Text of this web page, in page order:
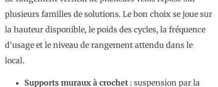
plusieurs familles de solutions. Le bon choix se joue sur
la hauteur disponible, le poids des cycles, la fréquence
d’usage et le niveau de rangement attendu dans le
local.
Supports muraux à crochet : suspension par la